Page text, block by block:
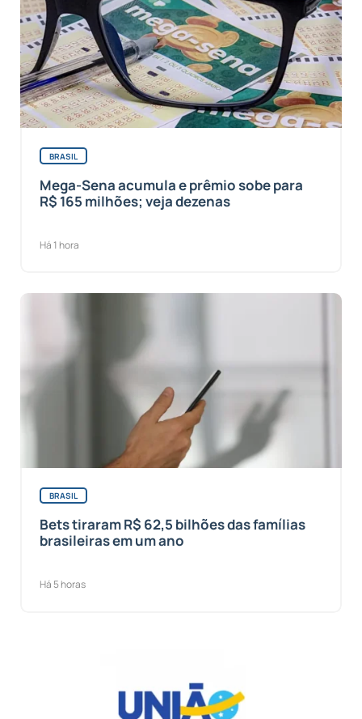
BRASIL
Mega-Sena acumula e prêmio sobe para
R$ 165 milhões; veja dezenas
Há 1 hora
BRASIL
Bets tiraram R$ 62,5 bilhões das famílias
brasileiras em um ano
Há 5 horas